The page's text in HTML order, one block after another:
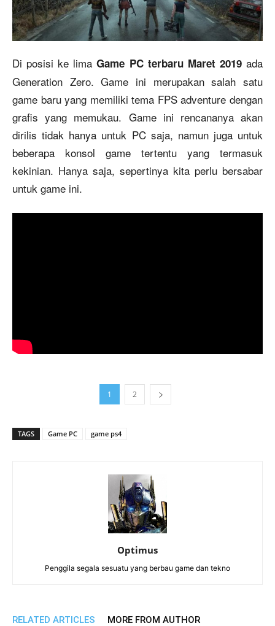
Di posisi ke limaGame PC terbaru Maret 2019ada
Generation Zero. Game ini merupakan salah satu
game baru yang memiliki tema FPS adventure dengan
grafis yang memukau. Game ini rencananya akan
dirilis tidak hanya untuk PC saja, namun juga untuk
beberapa konsol game tertentu yang termasuk
kekinian. Hanya saja, sepertinya kita perlu bersabar
untuk game ini.
1 2
TAGS Game PC game ps4
Optimus
Penggila segala sesuatu yang berbau game dan tekno
RELATED ARTICLES MORE FROM AUTHOR